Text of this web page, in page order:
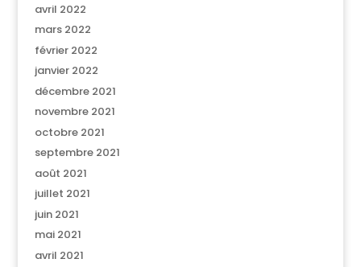
avril 2022
mars 2022
février 2022
janvier 2022
décembre 2021
novembre 2021
octobre 2021
septembre 2021
août 2021
juillet 2021
juin 2021
mai 2021
avril 2021